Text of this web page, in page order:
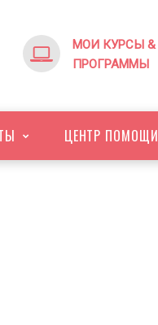
МОИ КУРСЫ &
ПРОГРАММЫ
ЦЕНТР ПОМОЩИ